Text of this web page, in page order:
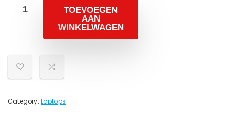
TOEVOEGEN
AAN
WINKELWAGEN
Category: Laptops